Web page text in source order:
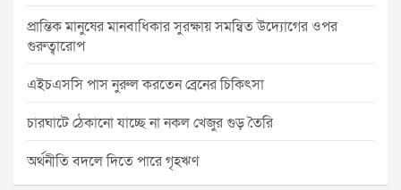
প্রান্তিক মানুষের মানবাধিকার সুরক্ষায় সমন্বিত উদ্যোগের ওপর
গুরুত্বারোপ
এইচএসসি পাস নুরুল করতেন ব্রেনের চিকিৎসা
চারঘাটে ঠেকানো যাচ্ছে না নকল খেজুর গুড় তৈরি
অর্থনীতি বদলে দিতে পারে গৃহঋণ